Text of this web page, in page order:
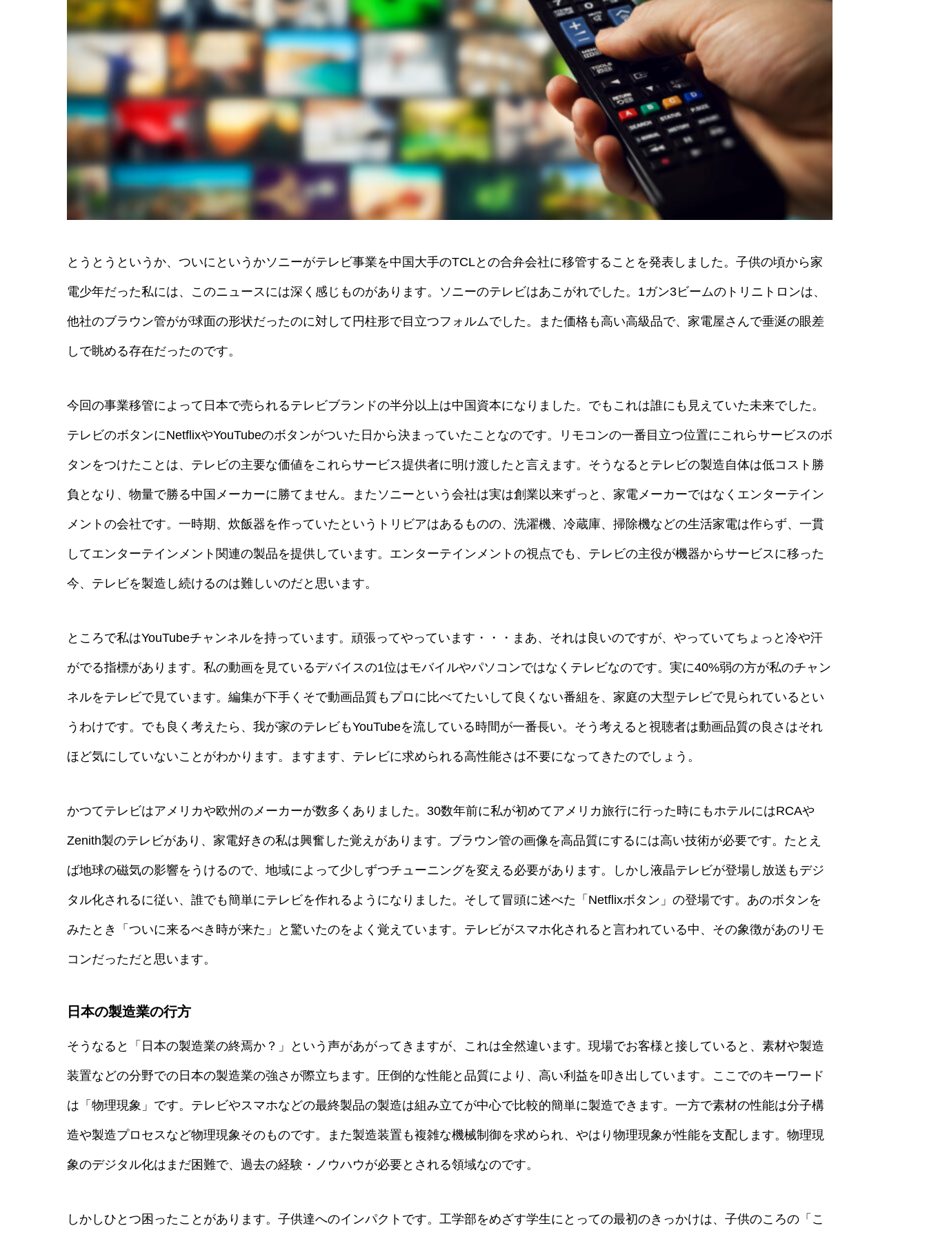
とうとうというか、ついにというかソニーがテレビ事業を中国大手のTCLとの合弁会社に移管することを発表しました。子供の頃から家
電少年だった私には、このニュースには深く感じものがあります。ソニーのテレビはあこがれでした。1ガン3ビームのトリニトロンは、
他社のブラウン管がが球面の形状だったのに対して円柱形で目立つフォルムでした。また価格も高い高級品で、家電屋さんで垂涎の眼差
しで眺める存在だったのです。
今回の事業移管によって日本で売られるテレビブランドの半分以上は中国資本になりました。でもこれは誰にも見えていた未来でした。
テレビのボタンにNetflixやYouTubeのボタンがついた日から決まっていたことなのです。リモコンの一番目立つ位置にこれらサービスのボ
タンをつけたことは、テレビの主要な価値をこれらサービス提供者に明け渡したと言えます。そうなるとテレビの製造自体は低コスト勝
負となり、物量で勝る中国メーカーに勝てません。またソニーという会社は実は創業以来ずっと、家電メーカーではなくエンターテイン
メントの会社です。一時期、炊飯器を作っていたというトリビアはあるものの、洗濯機、冷蔵庫、掃除機などの生活家電は作らず、一貫
してエンターテインメント関連の製品を提供しています。エンターテインメントの視点でも、テレビの主役が機器からサービスに移った
今、テレビを製造し続けるのは難しいのだと思います。
ところで私はYouTubeチャンネルを持っています。頑張ってやっています・・・まあ、それは良いのですが、やっていてちょっと冷や汗
がでる指標があります。私の動画を見ているデバイスの1位はモバイルやパソコンではなくテレビなのです。実に40%弱の方が私のチャン
ネルをテレビで見ています。編集が下手くそで動画品質もプロに比べてたいして良くない番組を、家庭の大型テレビで見られているとい
うわけです。でも良く考えたら、我が家のテレビもYouTubeを流している時間が一番長い。そう考えると視聴者は動画品質の良さはそれ
ほど気にしていないことがわかります。ますます、テレビに求められる高性能さは不要になってきたのでしょう。
かつてテレビはアメリカや欧州のメーカーが数多くありました。30数年前に私が初めてアメリカ旅行に行った時にもホテルにはRCAや
Zenith製のテレビがあり、家電好きの私は興奮した覚えがあります。ブラウン管の画像を高品質にするには高い技術が必要です。たとえ
ば地球の磁気の影響をうけるので、地域によって少しずつチューニングを変える必要があります。しかし液晶テレビが登場し放送もデジ
タル化されるに従い、誰でも簡単にテレビを作れるようになりました。そして冒頭に述べた「Netflixボタン」の登場です。あのボタンを
みたとき「ついに来るべき時が来た」と驚いたのをよく覚えています。テレビがスマホ化されると言われている中、その象徴があのリモ
コンだっただと思います。
日本の製造業の行方
そうなると「日本の製造業の終焉か？」という声があがってきますが、これは全然違います。現場でお客様と接していると、素材や製造
装置などの分野での日本の製造業の強さが際立ちます。圧倒的な性能と品質により、高い利益を叩き出しています。ここでのキーワード
は「物理現象」です。テレビやスマホなどの最終製品の製造は組み立てが中心で比較的簡単に製造できます。一方で素材の性能は分子構
造や製造プロセスなど物理現象そのものです。また製造装置も複雑な機械制御を求められ、やはり物理現象が性能を支配します。物理現
象のデジタル化はまだ困難で、過去の経験・ノウハウが必要とされる領域なのです。
しかしひとつ困ったことがあります。子供達へのインパクトです。工学部をめざす学生にとっての最初のきっかけは、子供のころの「こ